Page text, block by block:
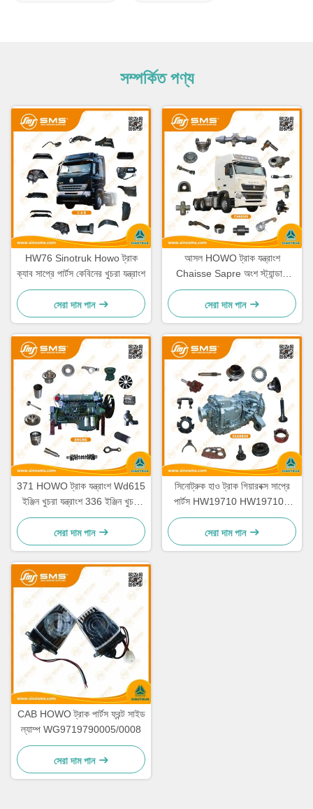
সম্পর্কিত পণ্য
HW76 Sinotruk Howo ট্রাক
ক্যাব সাপ্রে পার্টস কেবিনের খুচরা যন্ত্রাংশ
সেরা দাম পান
আসল HOWO ট্রাক যন্ত্রাংশ
Chaisse Sapre অংশ স্ট্যান্ডার্ড
আকার
সেরা দাম পান
371 HOWO ট্রাক যন্ত্রাংশ Wd615
ইঞ্জিন খুচরা যন্ত্রাংশ 336 ইঞ্জিন খুচরা
যন্ত্রাংশ
সেরা দাম পান
সিনোট্রুক হাও ট্রাক গিয়ারবক্স সাপ্রে
পার্টস HW19710 HW19710T
HW19712
সেরা দাম পান
CAB HOWO ট্রাক পার্টস ফ্রন্ট সাইড
ল্যাম্প WG9719790005/0008
সেরা দাম পান